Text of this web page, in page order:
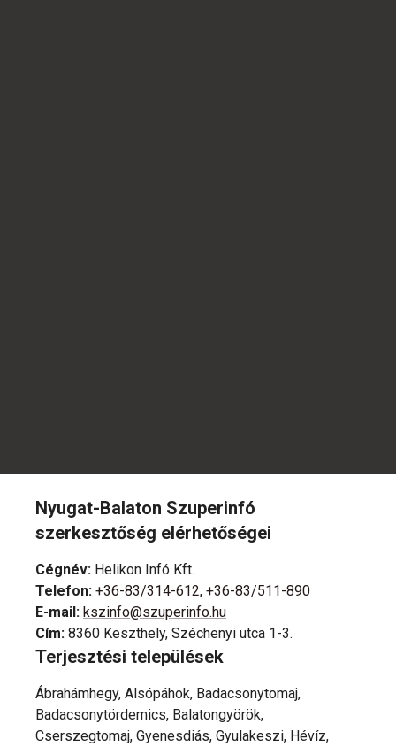
Nyugat-Balaton Szuperinfó
szerkesztőség elérhetőségei
Cégnév: Helikon Infó Kft.
Telefon: +36-83/314-612, +36-83/511-890
E-mail: kszinfo@szuperinfo.hu
Cím: 8360 Keszthely, Széchenyi utca 1-3.
Terjesztési települések
Ábrahámhegy, Alsópáhok, Badacsonytomaj,
Badacsonytördemics, Balatongyörök,
Cserszegtomaj, Gyenesdiás, Gyulakeszi, Hévíz,